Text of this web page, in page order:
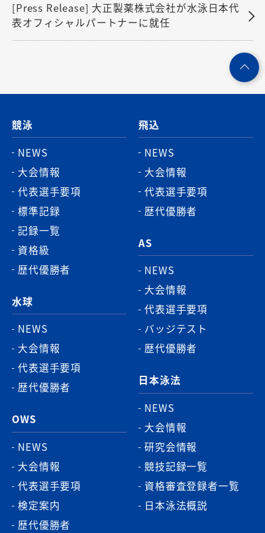
[Press Release] 大正製薬株式会社が水泳日本代
表オフィシャルパートナーに就任
競泳
NEWS
大会情報
代表選手要項
標準記録
記録一覧
資格級
歴代優勝者
水球
NEWS
大会情報
代表選手要項
歴代優勝者
OWS
NEWS
大会情報
代表選手要項
検定案内
歴代優勝者
飛込
NEWS
大会情報
代表選手要項
歴代優勝者
AS
NEWS
大会情報
代表選手要項
バッジテスト
歴代優勝者
日本泳法
NEWS
大会情報
研究会情報
競技記録一覧
資格審査登録者一覧
日本泳法概説